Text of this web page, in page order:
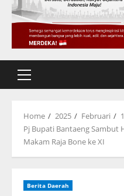
Primary
Home 2025 Februari
Pj Bupati Bantaeng Sambut
Makam Raja Bone ke XI
Berita Daerah